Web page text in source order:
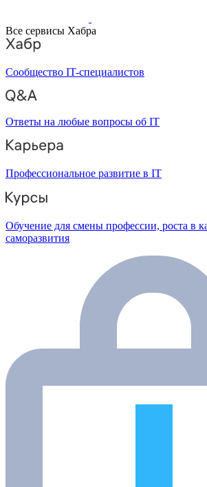
Все сервисы Хабра
Сообщество IT-специалистов
Ответы на любые вопросы об IT
Профессиональное развитие в IT
Обучение для смены профессии, роста в
саморазвития